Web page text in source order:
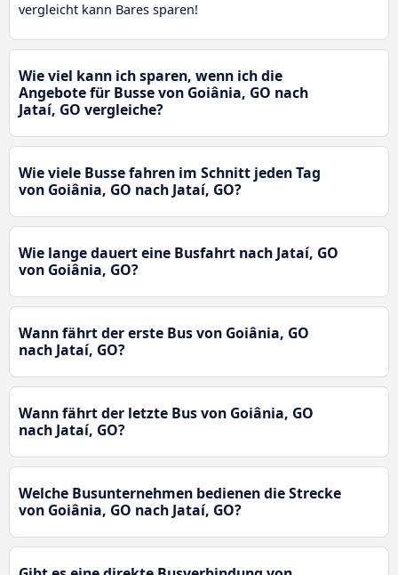
vergleicht kann Bares sparen!
Wie viel kann ich sparen, wenn ich die
Angebote für Busse von Goiânia, GO nach
Jataí, GO vergleiche?
Wie viele Busse fahren im Schnitt jeden Tag
von Goiânia, GO nach Jataí, GO?
Wie lange dauert eine Busfahrt nach Jataí, GO
von Goiânia, GO?
Wann fährt der erste Bus von Goiânia, GO
nach Jataí, GO?
Wann fährt der letzte Bus von Goiânia, GO
nach Jataí, GO?
Welche Busunternehmen bedienen die Strecke
von Goiânia, GO nach Jataí, GO?